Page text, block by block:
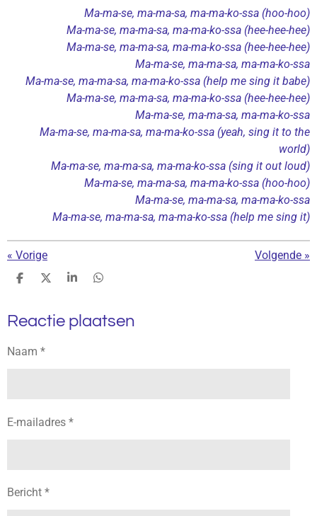
u
t
e
e
t
t
i
n
g
Ma-ma-se, ma-ma-sa, ma-ma-ko-ssa (hoo-hoo)
Ma-ma-se, ma-ma-sa, ma-ma-ko-ssa (hee-hee-hee)
Ma-ma-se, ma-ma-sa, ma-ma-ko-ssa (hee-hee-hee)
Ma-ma-se, ma-ma-sa, ma-ma-ko-ssa
Ma-ma-se, ma-ma-sa, ma-ma-ko-ssa (help me sing it babe)
Ma-ma-se, ma-ma-sa, ma-ma-ko-ssa (hee-hee-hee)
Ma-ma-se, ma-ma-sa, ma-ma-ko-ssa
Ma-ma-se, ma-ma-sa, ma-ma-ko-ssa (yeah, sing it to the
world)
Ma-ma-se, ma-ma-sa, ma-ma-ko-ssa (sing it out loud)
Ma-ma-se, ma-ma-sa, ma-ma-ko-ssa (hoo-hoo)
Ma-ma-se, ma-ma-sa, ma-ma-ko-ssa
Ma-ma-se, ma-ma-sa, ma-ma-ko-ssa (help me sing it)
« Vorige Volgende »
D
e
n
D
l
S
r
e
D
e
n
Reactie plaatsen
Naam *
E-mailadres *
Bericht *